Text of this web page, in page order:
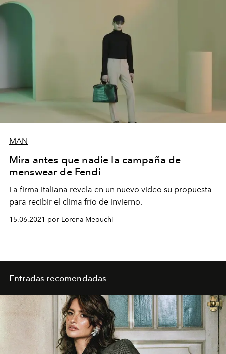
MAN
Mira antes que nadie la campaña de
menswear de Fendi
La firma italiana revela en un nuevo video su propuesta
para recibir el clima frío de invierno.
15.06.2021 por Lorena Meouchi
Entradas recomendadas